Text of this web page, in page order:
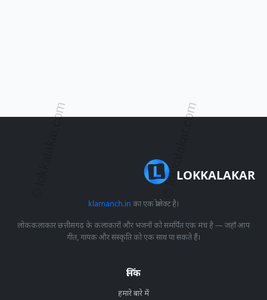
LOKKALAKAR
klamanch.in का एक प्रोजेक्ट है।
लोककलाकार छत्तीसगढ़ के कलाकारों और भजनों को समर्पित एक मंच है — जहाँ आप
गीत, गायक और संस्कृति को एक साथ पा सकते हैं।
लिंक
हमारे बारे में